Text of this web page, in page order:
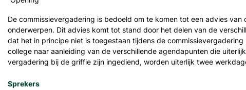
De commissievergadering is bedoeld om te komen tot een advies
onderwerpen. Dit advies komt tot stand door het delen van de
dat het in principe niet is toegestaan tijdens de
college naar aanleiding van de verschillende agendapunten die
vergadering bij de griffie zijn ingediend, worden uiterlijk twee
Sprekers